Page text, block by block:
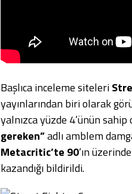
Başlıca inceleme siteleri
yayınlarından biri olarak
yalnızca yüzde 4’ünün
gereken”adlı amblem
Metacritic’te 90‘ın
kazandığı bildirildi.